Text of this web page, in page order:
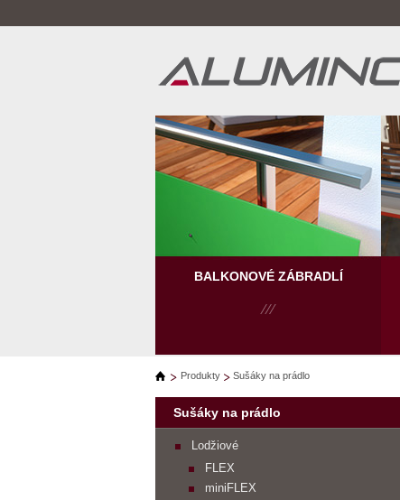
BALKONOVÉ ZÁBRADLÍ
Produkty Sušáky na prádlo
Sušáky na prádlo
Lodžiové
FLEX
miniFLEX